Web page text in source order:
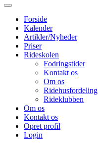
Forside
Kalender
Artikler/Nyheder
Priser
Rideskolen
Fodringstider
Kontakt os
Om os
Ridehusfordeling
Rideklubben
Om os
Kontakt os
Opret profil
Login